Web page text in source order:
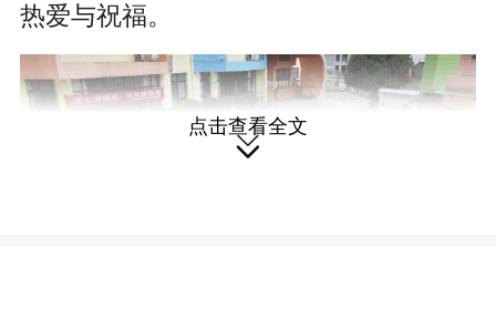
热爱与祝福。
点击查看全文
